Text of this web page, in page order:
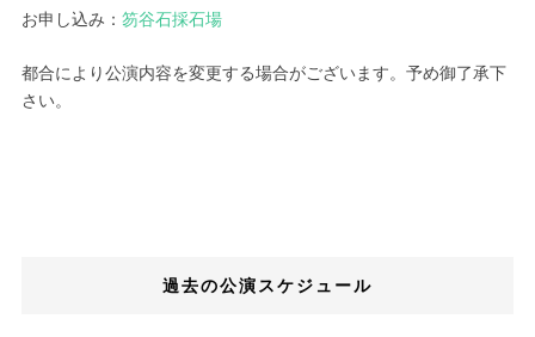
お申し込み： 笏谷石採石場
都合により公演内容を変更する場合がございます。予め御了承下
さい。
過去の公演スケジュール